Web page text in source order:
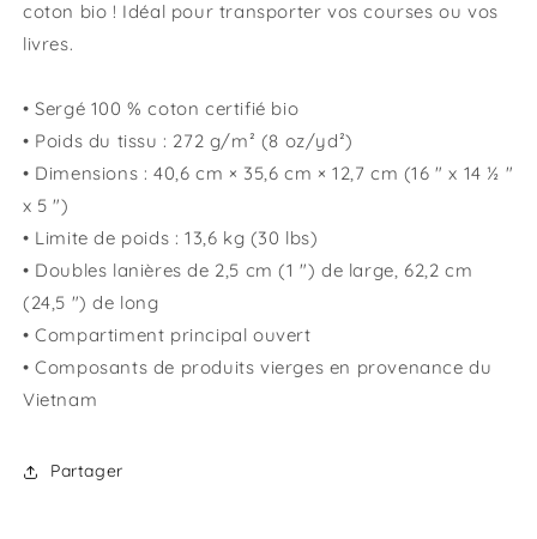
coton bio ! Idéal pour transporter vos courses ou vos
livres.
• Sergé 100 % coton certifié bio
• Poids du tissu : 272 g/m² (8 oz/yd²)
• Dimensions : 40,6 cm × 35,6 cm × 12,7 cm (16 " x 14 ½ "
x 5 ")
• Limite de poids : 13,6 kg (30 lbs)
• Doubles lanières de 2,5 cm (1 ") de large, 62,2 cm
(24,5 ") de long
• Compartiment principal ouvert
• Composants de produits vierges en provenance du
Vietnam
Partager